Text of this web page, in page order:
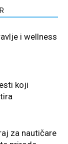
i wellness
koji
za nautičare